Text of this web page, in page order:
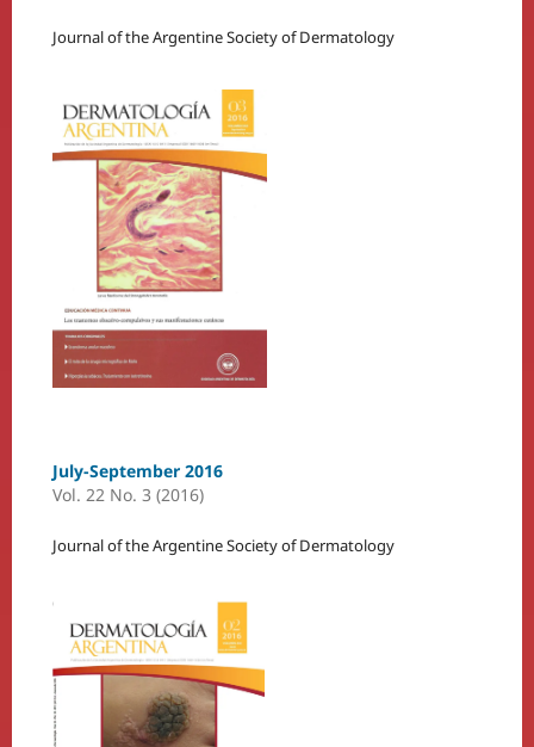
Journal of the Argentine Society of Dermatology
July-September 2016
Vol. 22 No. 3 (2016)
Journal of the Argentine Society of Dermatology